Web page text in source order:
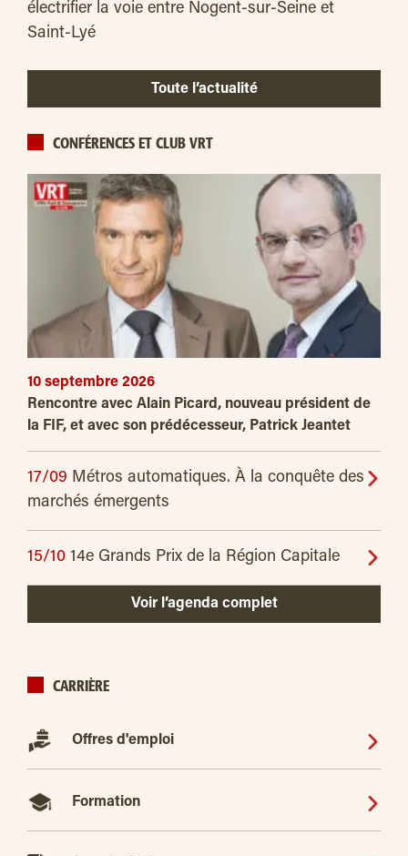
électrifier la voie entre Nogent-sur-Seine et
Saint-Lyé
Toute l’actualité
CONFÉRENCES ET CLUB VRT
10 septembre 2026
Rencontre avec Alain Picard, nouveau président de
la FIF, et avec son prédécesseur, Patrick Jeantet
17/09 Métros automatiques. À la conquête des
marchés émergents
15/10 14e Grands Prix de la Région Capitale
Voir l’agenda complet
CARRIÈRE
Offres d'emploi
Formation